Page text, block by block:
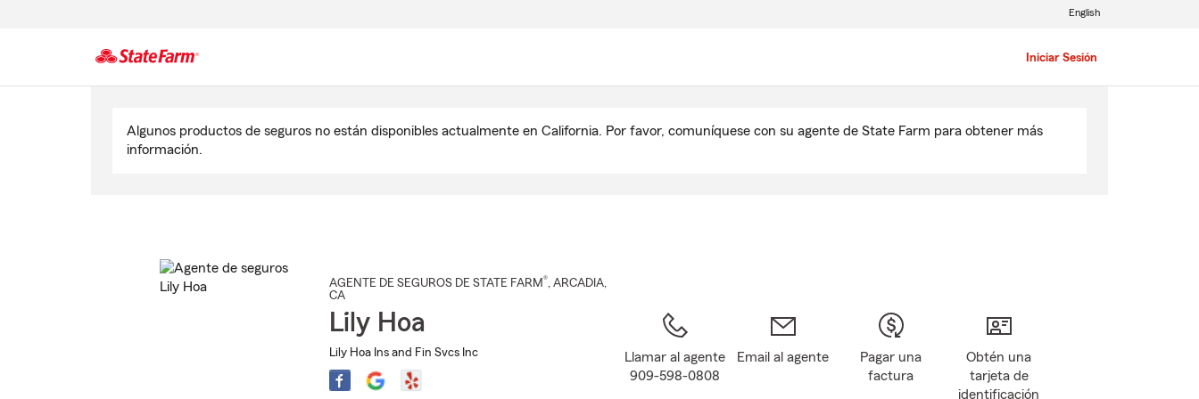
Iniciar Sesión
English
Algunos productos de seguros no están disponibles actualmente en California. Por favor, comuníquese con su agente de State Farm para obtener más
información.
AGENTE DE SEGUROS DE STATE FARM®, ARCADIA,
CA
Lily Hoa
Lily Hoa Ins and Fin Svcs Inc
Llamar al agente
909-598-0808
Email al agente
Pagar una
factura
Obtén una
tarjeta de
identificación